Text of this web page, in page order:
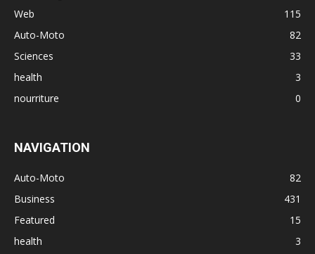
Web
115
Auto-Moto
82
Sciences
33
health
3
nourriture
0
NAVIGATION
Auto-Moto
82
Business
431
Featured
15
health
3